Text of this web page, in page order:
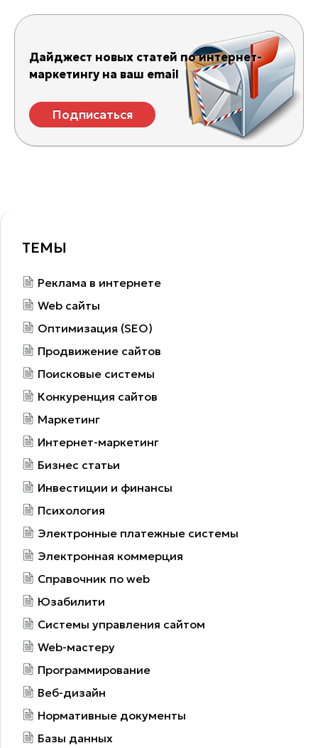
Дайджест новых статей по интернет-
маркетингу на ваш email
Подписаться
ТЕМЫ
Реклама в интернете
Web сайты
Оптимизация (SEO)
Продвижение сайтов
Поисковые системы
Конкуренция сайтов
Маркетинг
Интернет-маркетинг
Бизнес статьи
Инвестиции и финансы
Психология
Электронные платежные системы
Электронная коммерция
Справочник по web
Юзабилити
Системы управления сайтом
Web-мастеру
Программирование
Веб-дизайн
Нормативные документы
Базы данных